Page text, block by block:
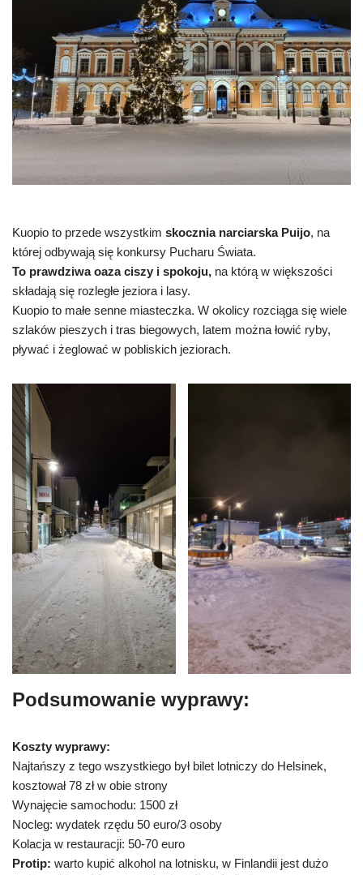
Kuopio to przede wszystkim skocznia narciarska Puijo, na
której odbywają się konkursy Pucharu Świata.
To prawdziwa oaza ciszy i spokoju, na którą w większości
składają się rozległe jeziora i lasy.
Kuopio to małe senne miasteczka. W okolicy rozciąga się wiele
szlaków pieszych i tras biegowych, latem można łowić ryby,
pływać i żeglować w pobliskich jeziorach.
Podsumowanie wyprawy:
Koszty wyprawy:
Najtańszy z tego wszystkiego był bilet lotniczy do Helsinek,
kosztował 78 zł w obie strony
Wynajęcie samochodu: 1500 zł
Nocleg: wydatek rzędu 50 euro/3 osoby
Kolacja w restauracji: 50-70 euro
Protip: warto kupić alkohol na lotnisku, w Finlandii jest dużo